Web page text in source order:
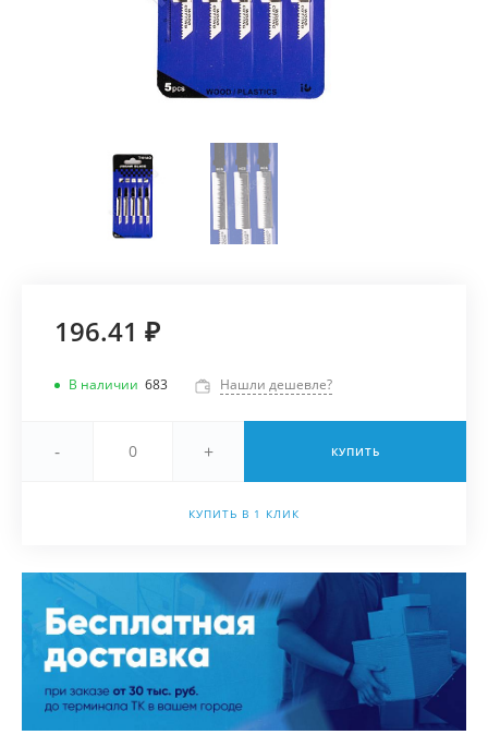
196.41 ₽
В наличии 683 Нашли дешевле?
- + КУПИТЬ
КУПИТЬ В 1 КЛИК